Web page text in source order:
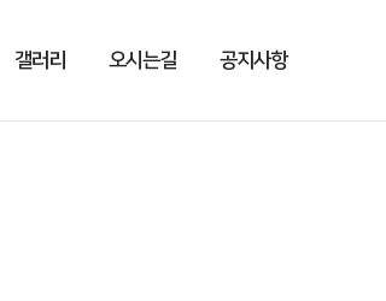
갤러리 오시는길 공지사항